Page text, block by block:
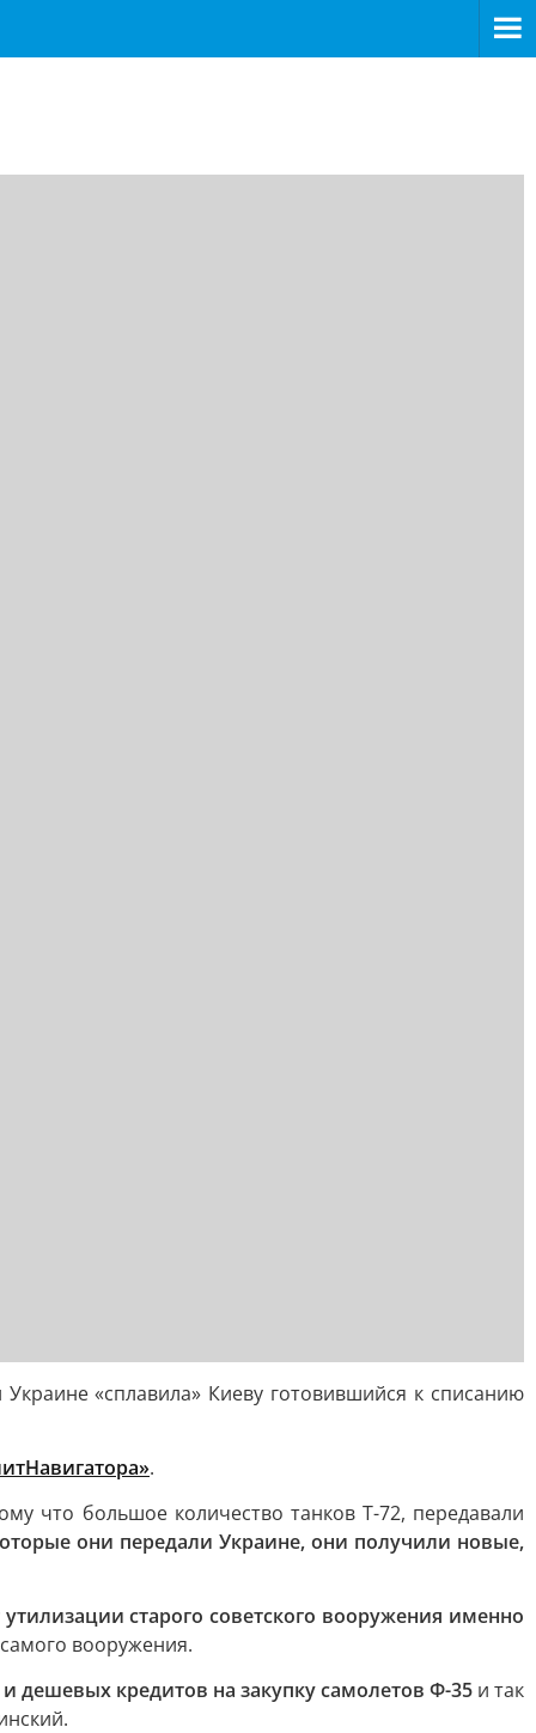
«сплавила» Киеву готовившийся к списанию
.
что большое количество танков Т-72, передавали
они передали Украине, они получили новые,
старого советского вооружения именно
вооружения.
дешевых кредитов на закупку самолетов Ф-35 и так